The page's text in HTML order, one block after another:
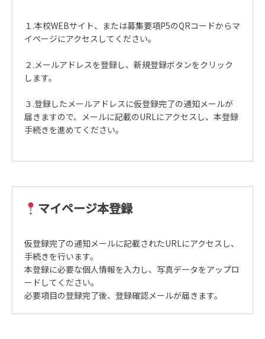
１.本校WEBサイト、または募集要項P5のQRコードからマ
イページにアクセスしてください。
２.メールアドレスを登録し、新規登録ボタンをクリック
します。
３.登録したメールアドレスに仮登録完了の通知メールが
届きますので、メールに記載のURLにアクセスし、本登録
手続きを進めてください。
マイページ本登録
仮登録完了の通知メールに記載されたURLにアクセスし、
手続きを行います。
本登録に必要な個人情報を入力し、写真データをアップロ
ードしてください。
必要項目の登録完了後、登録確認メールが届きます。